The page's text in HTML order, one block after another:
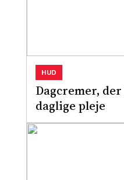
Dagcremer,
daglige pleje
HUD